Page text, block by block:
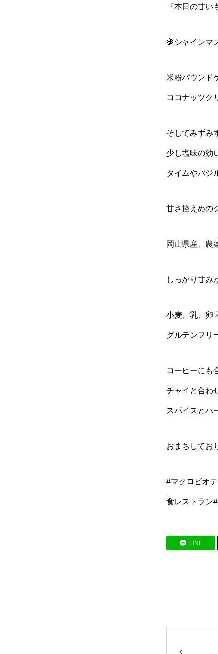
『本日の甘い
🍇シャインマ
米粉パウンド
ココナッツク
そしてみずみ
少し塩味の効
タイムやバジ
甘さ控えめの
岡山県産、農
しっかり甘み
小麦、乳、卵
グルテンフリ
コーヒーにも
チャイと合わ
スパイスとハ
おまちしてお
#マクロビオ
食レストラン
LINE